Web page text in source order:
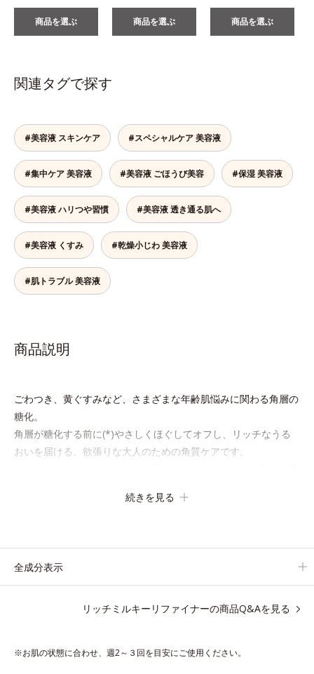
商品を選ぶ 商品を選ぶ 商品を選ぶ
関連タグで探す
#美容液 スキンケア #スペシャルケア 美容液
#集中ケア 美容液 #美容液 ごほうび美容 #保湿 美容液
#美容液 ハリつや習慣 #美容液 透き通る肌へ
#美容液 くすみ #乾燥小じわ 美容液
#肌トラブル 美容液
商品説明
ごわつき、黄ぐすみなど、さまざまな年齢肌悩みに関わる角層の
糖化。
角層が糖化する前に(*)やさしくほぐしてオフし、リッチなうる
おいを届ける、欲張りな大人のための角質ケアです。
届けると、くもりのないクリアな肌に。
るだけで、ごわつきのない、みずみずしいやわ肌を実現します。
* 糖化する前の古くなった角層をふき取り、やわらかい肌を保つ
続きを見る
全成分表示
リッチミルキーリファイナーの商品Q&Aを見る
※お肌の状態に合わせ、週2～３回を目安にご使用ください。